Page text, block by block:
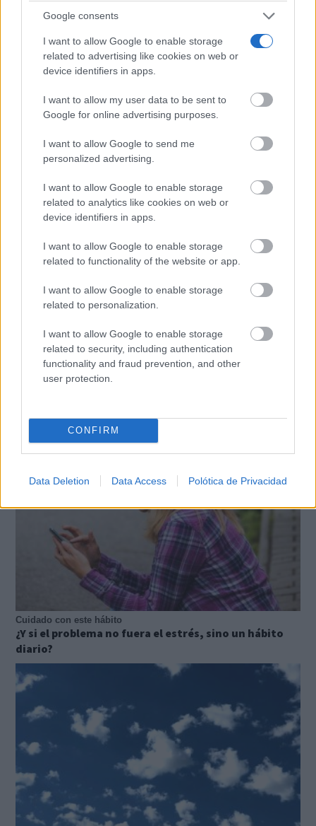
Google consents
I want to allow Google to enable storage
related to advertising like cookies on web or
device identifiers in apps.
I want to allow my user data to be sent to
Google for online advertising purposes.
I want to allow Google to send me
personalized advertising.
I want to allow Google to enable storage
related to analytics like cookies on web or
device identifiers in apps.
I want to allow Google to enable storage
related to functionality of the website or app.
I want to allow Google to enable storage
related to personalization.
I want to allow Google to enable storage
related to security, including authentication
functionality and fraud prevention, and other
user protection.
CONFIRM
Data Deletion Data Access Polótica de Privacidad
¿Por qué recuerdas canciones viejas mejor que las
nuevas?
Cuidado con este hábito
¿Y si el problema no fuera el estrés, sino un hábito
diario?